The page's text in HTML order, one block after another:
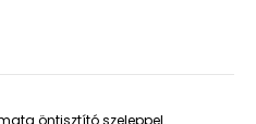
öntisztító szeleppel.